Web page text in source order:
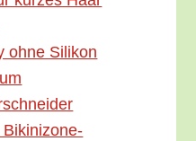
ohne Silikon